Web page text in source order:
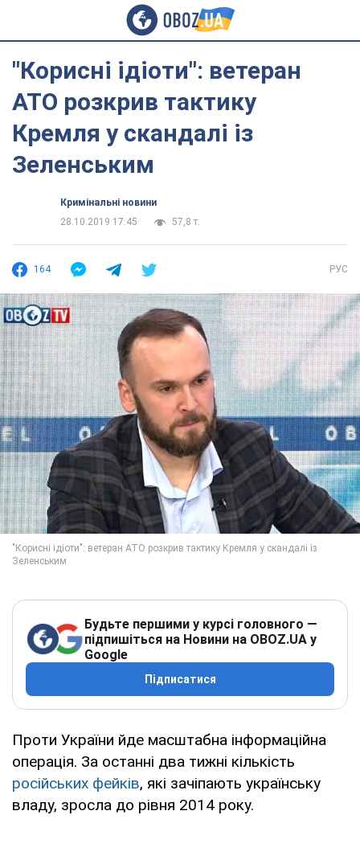
"Корисні ідіоти": ветеран
АТО розкрив тактику
Кремля у скандалі із
Зеленським
Кримінальні новини
28.10.2019 17:45
57,8 т.
164 РУС
Будьте першими у курсі головного —
підпишіться на Новини на OBOZ.UA у
Google
Підписатися
Проти України йде масштабна інформаційна
операція. За останні два тижні кількість
російських фейків, які зачіпають українську
владу, зросла до рівня 2014 року.